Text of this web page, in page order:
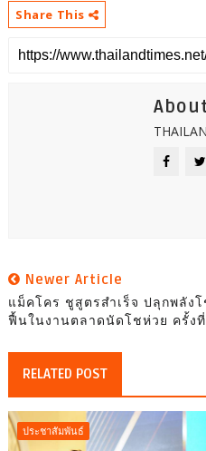
Share This
Newer Article
แม็คโคร ชูสูตรสำเร็จ ปลุกพลัง
ฟื้นในงานตลาดนัดโชห่วย ครั้ง
RELATED POST
ประชาสัมพันธ์